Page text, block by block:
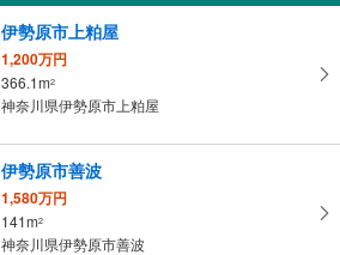
伊勢原市上粕屋
1,200万円
366.1m2
神奈川県伊勢原市上粕屋
伊勢原市善波
1,580万円
141m2
神奈川県伊勢原市善波